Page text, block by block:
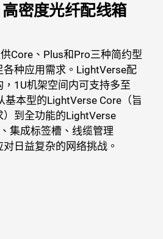
密度光纤配线箱
Core、Plus和Pro三种简约型
种应用需求。LightVerse配
1U机架空间内可支持多至
基本型的LightVerse Core（旨
到全功能的LightVerse
集成标签槽、线缆管理
日益复杂的网络挑战。